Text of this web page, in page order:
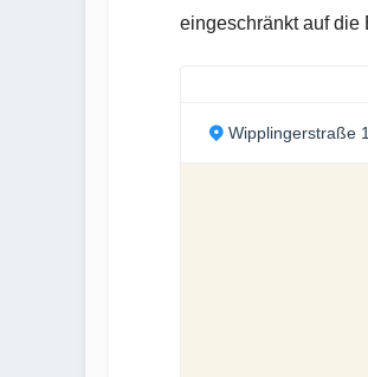
eingeschränkt auf die
Wipplingerstraße